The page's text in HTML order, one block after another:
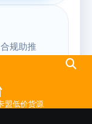
盟低价货源